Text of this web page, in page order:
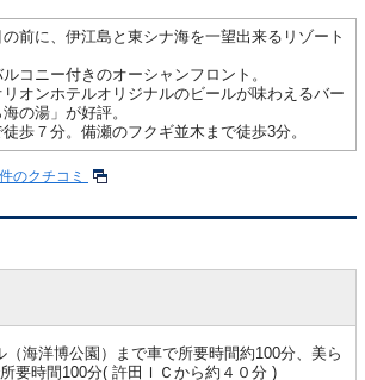
前に、伊江島と東シナ海を一望出来るリゾート
コニー付きのオーシャンフロント。
オンホテルオリジナルのビールが味わえるバー
の湯」が好評。
歩７分。備瀬のフクギ並木まで徒歩3分。
のクチコミ
（海洋博公園）まで車で所要時間約100分、美ら
要時間100分( 許田ＩＣから約４０分 )